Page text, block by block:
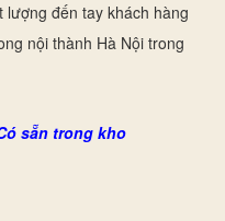
lượng đến tay khách hàng
nội thành Hà Nội trong
sẵn trong kho